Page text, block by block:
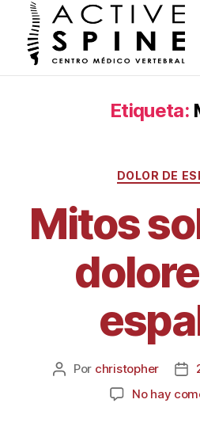
Etiqueta:
DOLOR DE
Mitos
Por christopher
No hay